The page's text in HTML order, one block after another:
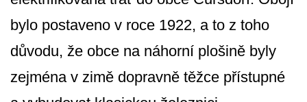
bylo postaveno v roce 1922, a to z toho
důvodu, že obce na náhorní plošině byly
zejména v zimě dopravně těžce přístupné